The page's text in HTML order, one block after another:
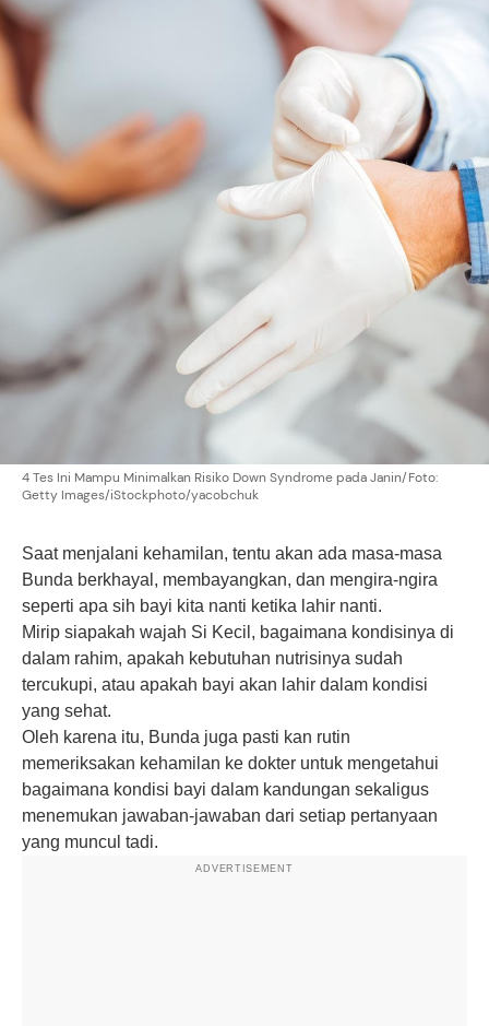
4 Tes Ini Mampu Minimalkan Risiko Down Syndrome pada Janin/Foto:
Getty Images/iStockphoto/yacobchuk
Saat menjalani kehamilan, tentu akan ada masa-masa
Bunda berkhayal, membayangkan, dan mengira-ngira
seperti apa sih bayi kita nanti ketika lahir nanti.
Mirip siapakah wajah Si Kecil, bagaimana kondisinya di
dalam rahim, apakah kebutuhan nutrisinya sudah
tercukupi, atau apakah bayi akan lahir dalam kondisi
yang sehat.
Oleh karena itu, Bunda juga pasti kan rutin
memeriksakan kehamilan ke dokter untuk mengetahui
bagaimana kondisi bayi dalam kandungan sekaligus
menemukan jawaban-jawaban dari setiap pertanyaan
yang muncul tadi.
ADVERTISEMENT